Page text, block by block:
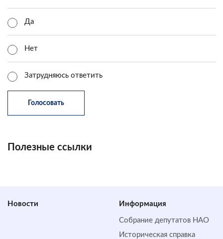
Да
Нет
Затрудняюсь ответить
Полезные ссылки
Новости Информация
Собрание депутатов НАО
Историческая справка